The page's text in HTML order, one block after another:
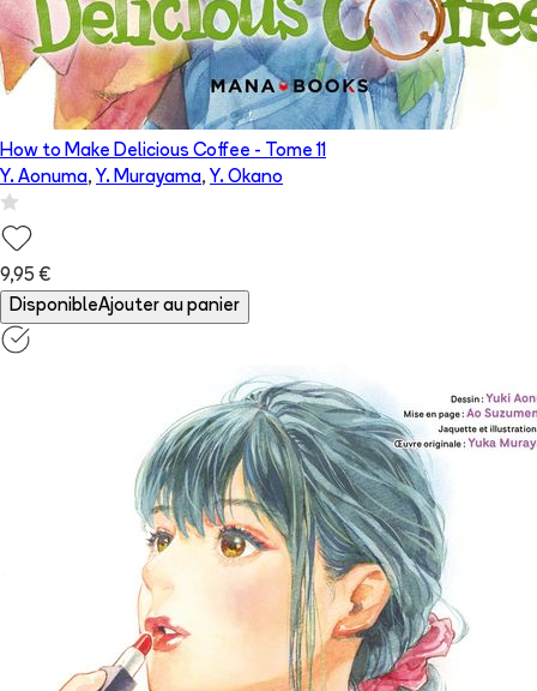
How to Make Delicious Coffee - Tome 11
Y. Aonuma, Y. Murayama, Y. Okano
9,95 €
DisponibleAjouter au panier